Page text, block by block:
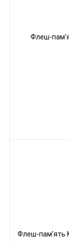
Флеш-
Флеш-пам'ять